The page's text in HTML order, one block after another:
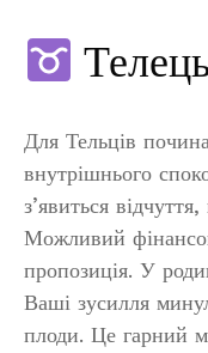
Для Тельців
внутрішнього
з’явиться
Можливий
пропозиція. У
Ваші зусилля
плоди. Це гарний